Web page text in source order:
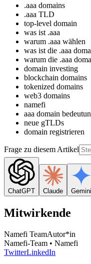
.aaa domains
.aaa TLD
top-level domain
was ist .aaa
warum .aaa wählen
was ist die .aaa
warum die .aaa
domain investing
blockchain domains
tokenized domains
web3 domains
namefi
aaa domain
neue gTLDs
domain registrieren
Frage zu diesem Artikel
ChatGPT Claude Gemini
Mitwirkende
Namefi TeamAutor*in
Namefi-Team • Namefi
TwitterLinkedIn